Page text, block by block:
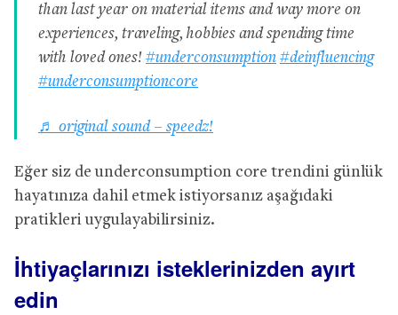
than last year on material items and way more on
experiences, traveling, hobbies and spending time
with loved ones! #underconsumption #deinfluencing
#underconsumptioncore
♬ original sound – speedz!
Eğer siz de underconsumption core trendini günlük
hayatınıza dahil etmek istiyorsanız aşağıdaki
pratikleri uygulayabilirsiniz.
İhtiyaçlarınızı isteklerinizden ayırt
edin